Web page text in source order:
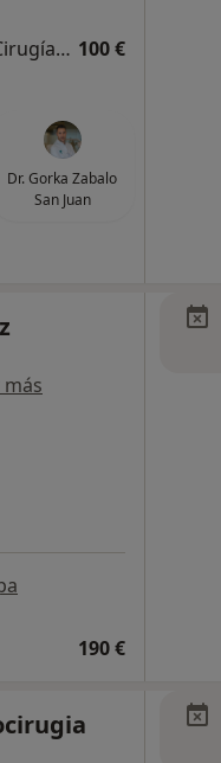
Visitas sucesivas Traumatología y Cirugía Ortopédica 100 €
Dr. Gorka Zabalo
San Juan
190 €